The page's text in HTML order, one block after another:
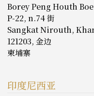
Borey Peng Houth
P-22, n.74 街
Sangkat Nirouth,
121203, 金边
柬埔寨
印度尼西亚